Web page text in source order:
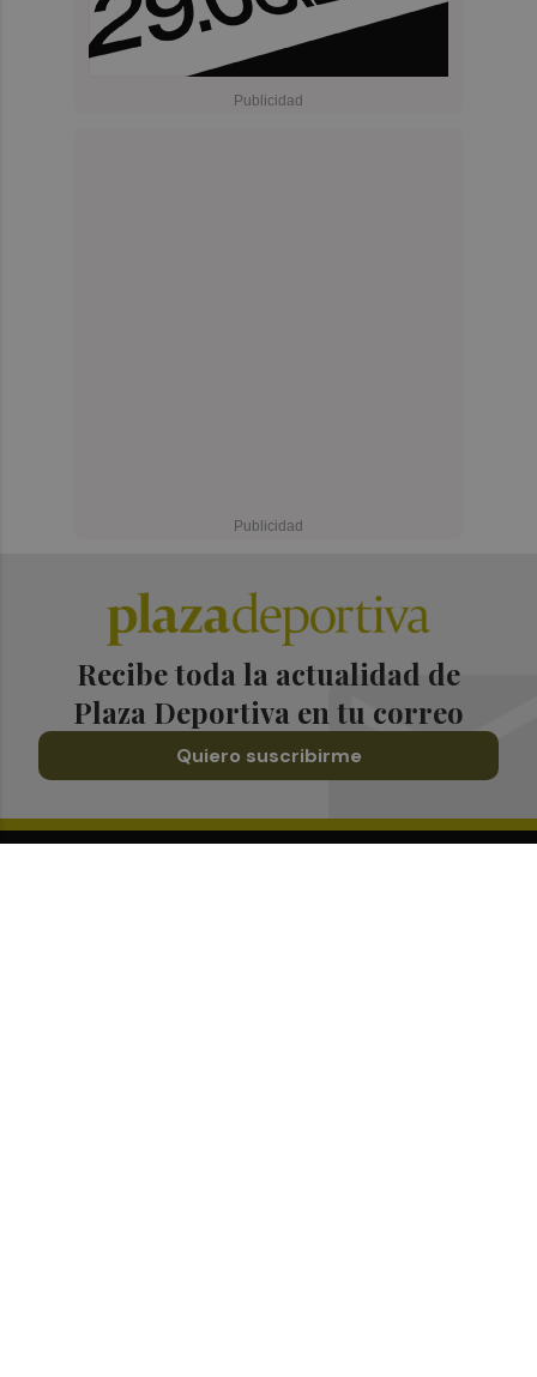
Recibe toda la actualidad de
Plaza Deportiva en tu correo
Quiero suscribirme